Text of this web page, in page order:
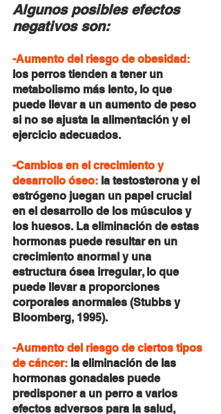
Algunos posibles efectos
negativos son:
-Aumento del riesgo de obesidad:
los perros tienden a tener un
metabolismo más lento, lo que
puede llevar a un aumento de peso
si no se ajusta la alimentación y el
ejercicio adecuados.
-Cambios en el crecimiento y
desarrollo óseo: la testosterona y el
estrógeno juegan un papel crucial
en el desarrollo de los músculos y
los huesos. La eliminación de estas
hormonas puede resultar en un
crecimiento anormal y una
estructura ósea irregular, lo que
puede llevar a proporciones
corporales anormales (Stubbs y
Bloomberg, 1995).
-Aumento del riesgo de ciertos tipos
de cáncer: la eliminación de las
hormonas gonadales puede
predisponer a un perro a varios
efectos adversos para la salud,